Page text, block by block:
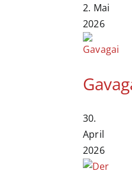
2. Mai
2026
30.
April
2026